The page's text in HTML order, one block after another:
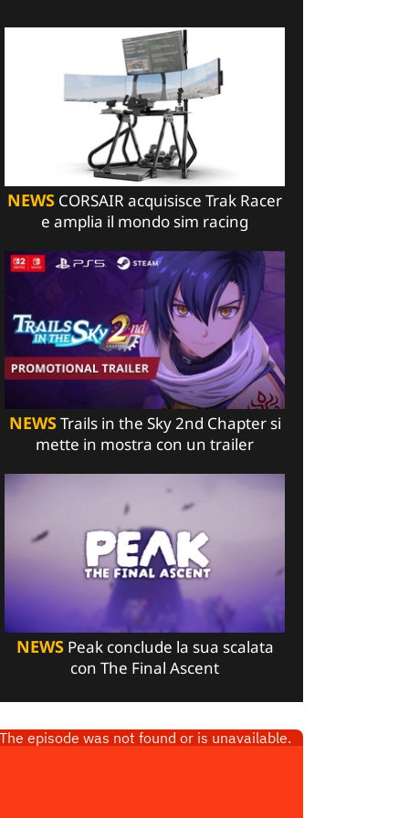
NEWS CORSAIR acquisisce Trak Racer
e amplia il mondo sim racing
NEWSTrails in the Sky 2nd Chapter si
mette in mostra con un trailer
NEWSPeak conclude la sua scalata
con The Final Ascent